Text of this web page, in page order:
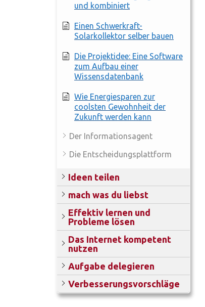
und kombiniert
Einen Schwerkraft-
Solarkollektor selber bauen
Die Projektidee: Eine Software
zum Aufbau einer
Wissensdatenbank
Wie Energiesparen zur
coolsten Gewohnheit der
Zukunft werden kann
Der Informationsagent
Die Entscheidungsplattform
Ideen teilen
mach was du liebst
Effektiv lernen und
Probleme lösen
Das Internet kompetent
nutzen
Aufgabe delegieren
Verbesserungsvorschläge